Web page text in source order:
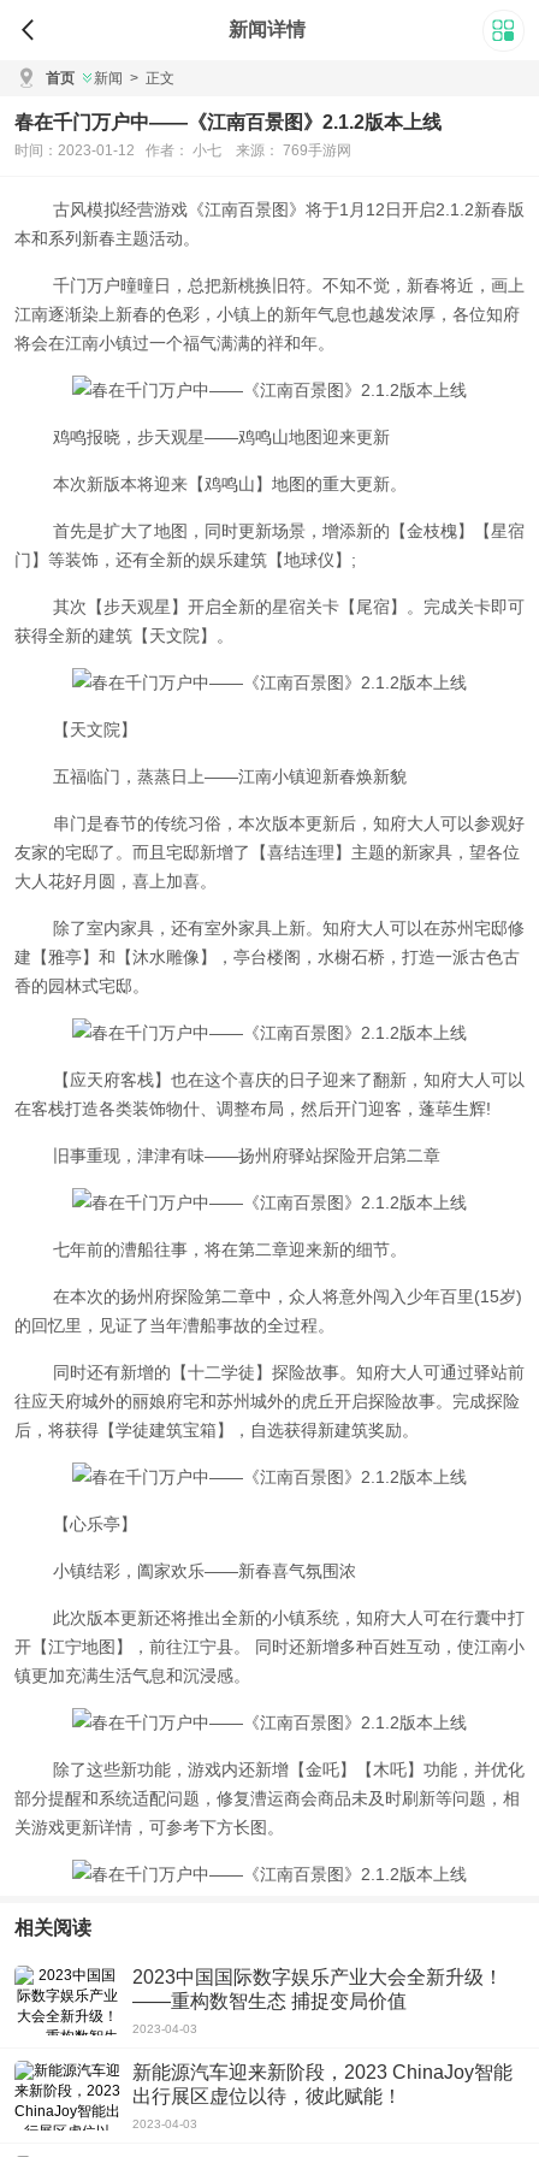
新闻详情
首页 新闻 > 正文
春在千门万户中——《江南百景图》2.1.2版本上线
时间：2023-01-12 作者： 小七 来源： 769手游网
古⻛模拟经营游戏《江南百景图》将于1月12日开启2.1.2新春版
本和系列新春主题活动。
千门万户曈曈日，总把新桃换旧符。不知不觉，新春将近，画上
江南逐渐染上新春的色彩，小镇上的新年气息也越发浓厚，各位知府
将会在江南小镇过一个福气满满的祥和年。
鸡鸣报晓，步天观星——鸡鸣山地图迎来更新
本次新版本将迎来【鸡鸣山】地图的重大更新。
首先是扩大了地图，同时更新场景，增添新的【金枝槐】【星宿
门】等装饰，还有全新的娱乐建筑【地球仪】;
其次【步天观星】开启全新的星宿关卡【尾宿】。完成关卡即可
获得全新的建筑【天文院】。
【天文院】
五福临门，蒸蒸日上——江南小镇迎新春焕新貌
串门是春节的传统习俗，本次版本更新后，知府大人可以参观好
友家的宅邸了。而且宅邸新增了【喜结连理】主题的新家具，望各位
大人花好月圆，喜上加喜。
除了室内家具，还有室外家具上新。知府大人可以在苏州宅邸修
建【雅亭】和【沐水雕像】，亭台楼阁，水榭石桥，打造一派古色古
香的园林式宅邸。
【应天府客栈】也在这个喜庆的日子迎来了翻新，知府大人可以
在客栈打造各类装饰物什、调整布局，然后开门迎客，蓬荜生辉!
旧事重现，津津有味——扬州府驿站探险开启第二章
七年前的漕船往事，将在第二章迎来新的细节。
在本次的扬州府探险第二章中，众人将意外闯入少年百里(15岁)
的回忆里，见证了当年漕船事故的全过程。
同时还有新增的【十二学徒】探险故事。知府大人可通过驿站前
往应天府城外的丽娘府宅和苏州城外的虎丘开启探险故事。完成探险
后，将获得【学徒建筑宝箱】，自选获得新建筑奖励。
【心乐亭】
小镇结彩，阖家欢乐——新春喜气氛围浓
此次版本更新还将推出全新的小镇系统，知府大人可在行囊中打
开【江宁地图】，前往江宁县。 同时还新增多种百姓互动，使江南小
镇更加充满生活气息和沉浸感。
除了这些新功能，游戏内还新增【金吒】【木吒】功能，并优化
部分提醒和系统适配问题，修复漕运商会商品未及时刷新等问题，相
关游戏更新详情，可参考下方长图。
相关阅读
2023中国国际数字娱乐产业大会全新升级！
——重构数智生态 捕捉变局价值
2023-04-03
新能源汽车迎来新阶段，2023 ChinaJoy智能
出行展区虚位以待，彼此赋能！
2023-04-03